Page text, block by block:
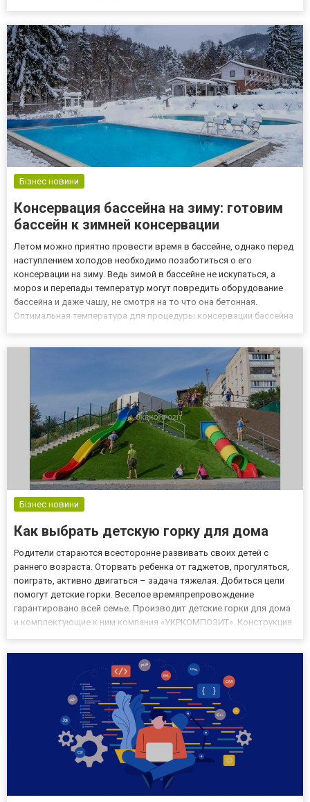
где собра...
Бізнес новини
Консервация бассейна на зиму: готовим
бассейн к зимней консервации
Летом можно приятно провести время в бассейне, однако перед
наступлением холодов необходимо позаботиться о его
консервации на зиму. Ведь зимой в бассейне не искупаться, а
мороз и перепады температур могут повредить оборудование
бассейна и даже чашу, не смотря на то что она бетонная.
Оптимальная температура для процедуры консервации бассейна
Бізнес новини
Как выбрать детскую горку для дома
Родители стараются всесторонне развивать своих детей с
раннего возраста. Оторвать ребенка от гаджетов, прогуляться,
поиграть, активно двигаться – задача тяжелая. Добиться цели
помогут детские горки. Веселое времяпрепровождение
гарантировано всей семье. Производит детские горки для дома
и комплектующие к ним компания «УКРКОМПОЗИТ». Конструкция